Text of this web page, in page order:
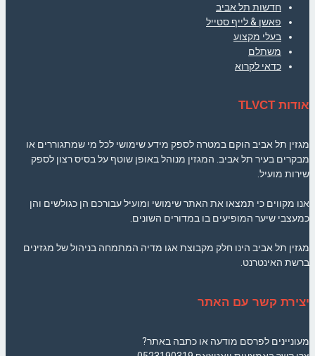
חדשות תל אביב
פאשן & לייף סטייל
בעלי מקצוע
משתלם
כדאי לקרוא
אודות TLVCT
מגזין תל אביב הוקם במטרה לספק מידע שימושי לכל מי שמתגוררים או
מבקרים בעיר תל אביב. המגזין מנוהל באופן שוטף על בסיס רצון לספק
שירות מועיל.
אנו מקווים כי תמצאו את האתר שימושי ומועיל עבורכם הן כגולשים והן
כמעצבי שיער המופיעים בו במדורים השונים.
מגזין תל אביב הינו חלק מקבוצת אגו מדיה המתמחה בניהול של מגזינים
ברשת האינטרנט.
יצירת קשר עם האתר
מעוניינים לפרסם מודעה או כתבה באתר?